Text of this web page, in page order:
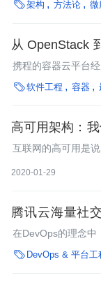
架构 方法论 微
从 OpenStack
云自动化运维
携程的容器云平台
段，其容器云自动
软件工程 容器
高可用架构：
停机？
互联网的高可用是
户都能够正常访问
2020-01-29
腾讯云海量社
践
在DevOps的理念中
业的互联网产品的
企业凭借IT能力的
 DevOps & 平台工